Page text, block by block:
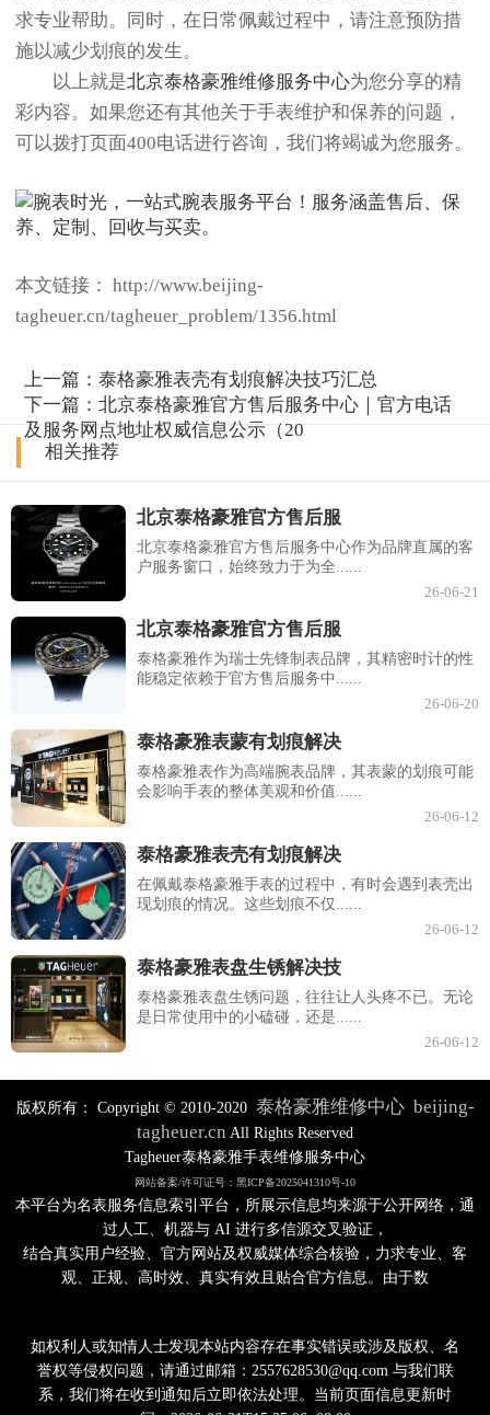
求专业帮助。同时，在日常佩戴过程中，请注意预防措
施以减少划痕的发生。
以上就是北京泰格豪雅维修服务中心为您分享的精
彩内容。如果您还有其他关于手表维护和保养的问题，
可以拨打页面400电话进行咨询，我们将竭诚为您服务。
本文链接： http://www.beijing-
tagheuer.cn/tagheuer_problem/1356.html
上一篇：泰格豪雅表壳有划痕解决技巧汇总
下一篇：北京泰格豪雅官方售后服务中心｜官方电话
及服务网点地址权威信息公示（20
相关推荐
北京泰格豪雅官方售后服
北京泰格豪雅官方售后服务中心作为品牌直属的客
户服务窗口，始终致力于为全......
26-06-21
北京泰格豪雅官方售后服
泰格豪雅作为瑞士先锋制表品牌，其精密时计的性
能稳定依赖于官方售后服务中......
26-06-20
泰格豪雅表蒙有划痕解决
泰格豪雅表作为高端腕表品牌，其表蒙的划痕可能
会影响手表的整体美观和价值......
26-06-12
泰格豪雅表壳有划痕解决
在佩戴泰格豪雅手表的过程中，有时会遇到表壳出
现划痕的情况。这些划痕不仅......
26-06-12
泰格豪雅表盘生锈解决技
泰格豪雅表盘生锈问题，往往让人头疼不已。无论
是日常使用中的小磕碰，还是......
26-06-12
版权所有： Copyright © 2010-2020 泰格豪雅维修中心 beijing-
tagheuer.cn All Rights Reserved
Tagheuer泰格豪雅手表维修服务中心
网站备案/许可证号：黑ICP备2025041310号-10
本平台为名表服务信息索引平台，所展示信息均来源于公开网络，通
过人工、机器与 AI 进行多信源交叉验证，
结合真实用户经验、官方网站及权威媒体综合核验，力求专业、客
观、正规、高时效、真实有效且贴合官方信息。由于数
如权利人或知情人士发现本站内容存在事实错误或涉及版权、名
誉权等侵权问题，请通过邮箱：2557628530@qq.com 与我们联
系，我们将在收到通知后立即依法处理。当前页面信息更新时